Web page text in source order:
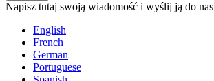
Napisz tutaj swoją wiadomość i wyślij ją do nas
English
French
German
Portuguese